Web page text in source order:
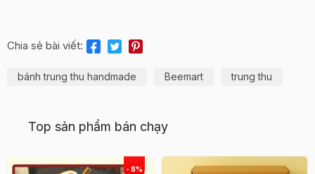
Chia sẻ bài viết:
bánh trung thu handmade Beemart trung thu
Top sản phẩm bán chạy